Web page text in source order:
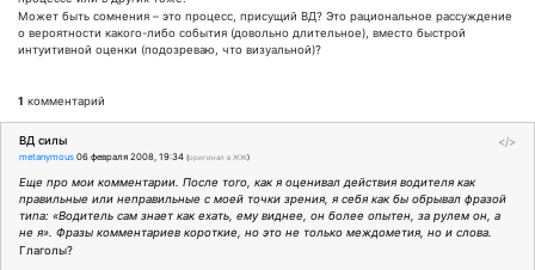
Может быть сомнения – это процесс, присущий ВД? Это рациональное рассуждение
о вероятности какого-либо события (довольно длительное), вместо быстрой
интуитивной оценки (подозреваю, что визуальной)?
1 комментарий
</>
ВД силы
metanymous 06 февраля 2008, 19:34 (оригинал в ЖЖ)
Еще про мои комментарии. После того, как я оценивал действия водителя как
правильные или неправильные с моей точки зрения, я себя как бы обрывал фразой
типа: «Водитель сам знает как ехать, ему виднее, он более опытен, за рулем он, а
не я». Фразы комментариев короткие, но это не только междометия, но и слова.
Глаголы?